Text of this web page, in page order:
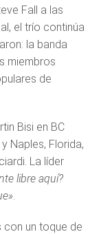
Fall a las
el trío continúa
la banda
miembros
de
Bisi en BC
Naples, Florida,
La líder
libre aquí?
.
un toque de